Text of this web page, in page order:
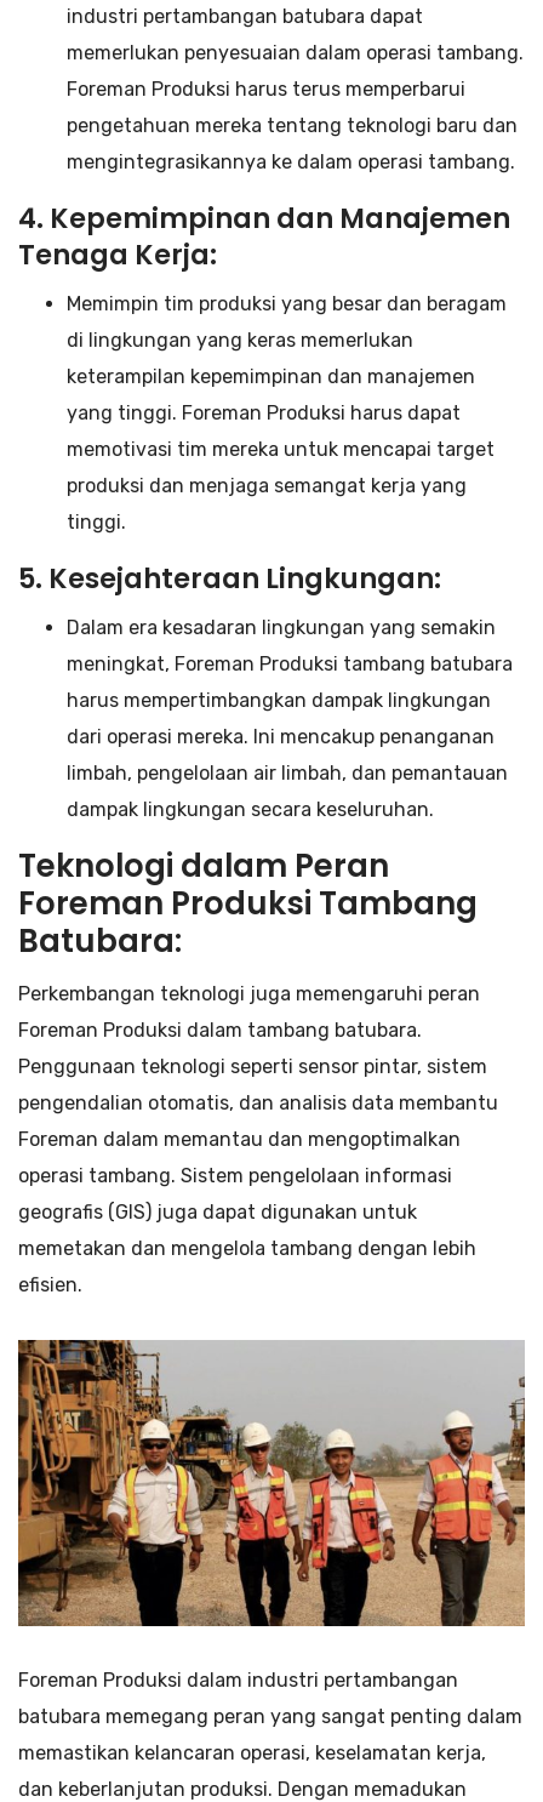
industri pertambangan batubara dapat
memerlukan penyesuaian dalam operasi tambang.
Foreman Produksi harus terus memperbarui
pengetahuan mereka tentang teknologi baru dan
mengintegrasikannya ke dalam operasi tambang.
4. Kepemimpinan dan Manajemen
Tenaga Kerja:
Memimpin tim produksi yang besar dan beragam
di lingkungan yang keras memerlukan
keterampilan kepemimpinan dan manajemen
yang tinggi. Foreman Produksi harus dapat
memotivasi tim mereka untuk mencapai target
produksi dan menjaga semangat kerja yang
tinggi.
5. Kesejahteraan Lingkungan:
Dalam era kesadaran lingkungan yang semakin
meningkat, Foreman Produksi tambang batubara
harus mempertimbangkan dampak lingkungan
dari operasi mereka. Ini mencakup penanganan
limbah, pengelolaan air limbah, dan pemantauan
dampak lingkungan secara keseluruhan.
Teknologi dalam Peran
Foreman Produksi Tambang
Batubara:
Perkembangan teknologi juga memengaruhi peran
Foreman Produksi dalam tambang batubara.
Penggunaan teknologi seperti sensor pintar, sistem
pengendalian otomatis, dan analisis data membantu
Foreman dalam memantau dan mengoptimalkan
operasi tambang. Sistem pengelolaan informasi
geografis (GIS) juga dapat digunakan untuk
memetakan dan mengelola tambang dengan lebih
efisien.
Foreman Produksi dalam industri pertambangan
batubara memegang peran yang sangat penting dalam
memastikan kelancaran operasi, keselamatan kerja,
dan keberlanjutan produksi. Dengan memadukan